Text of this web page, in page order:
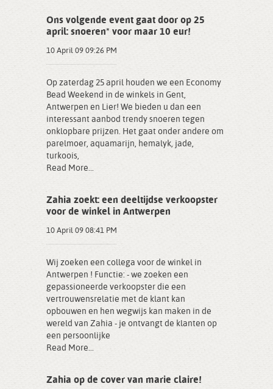
Ons volgende event gaat door op 25
april: snoeren* voor maar 10 eur!
10 April 09 09:26 PM
Op zaterdag 25 april houden we een Economy
Bead Weekend in de winkels in Gent,
Antwerpen en Lier! We bieden u dan een
interessant aanbod trendy snoeren tegen
onklopbare prijzen. Het gaat onder andere om
parelmoer, aquamarijn, hemalyk, jade,
turkoois,
Read More...
Zahia zoekt: een deeltijdse verkoopster
voor de winkel in Antwerpen
10 April 09 08:41 PM
Wij zoeken een collega voor de winkel in
Antwerpen ! Functie: - we zoeken een
gepassioneerde verkoopster die een
vertrouwensrelatie met de klant kan
opbouwen en hen wegwijs kan maken in de
wereld van Zahia - je ontvangt de klanten op
een persoonlijke
Read More...
Zahia op de cover van marie claire!